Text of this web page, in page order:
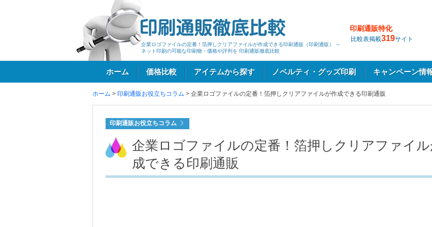
企業ロゴファイルの定番！箔押しクリアファイルが作成できる印刷通販（印刷通販） ～
ネット印刷の可能な印刷物・価格や評判を 印刷通販徹底比較
印刷通販特化
比較表掲載319サイト
ホーム 価格比較 アイテムから探す ノベルティ・グッズ印刷 キャンペーン情
ホーム > 印刷通販お役立ちコラム > 企業ロゴファイルの定番！箔押しクリアファイルが作成できる印刷通販
印刷通販お役立ちコラム
企業ロゴファイルの定番！箔押しクリアファイ
成できる印刷通販